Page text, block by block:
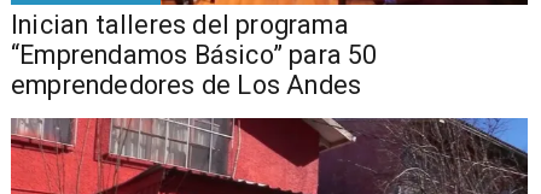
Inician talleres del programa
“Emprendamos Básico” para 50
emprendedores de Los Andes